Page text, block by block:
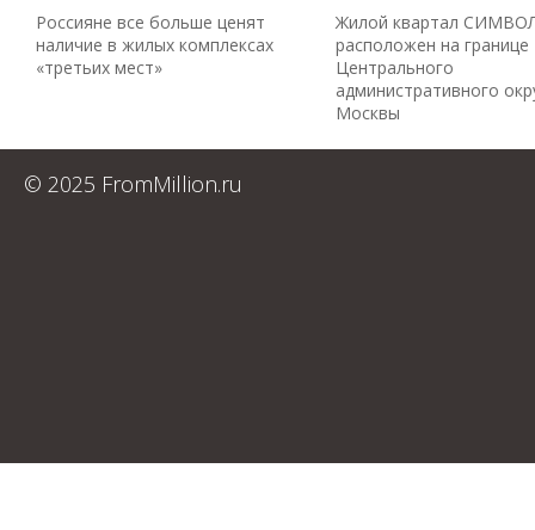
Россияне все больше ценят
наличие в жилых комплексах
«третьих мест»
Жилой квартал
расположен на границе
Центрального
административного
Москвы
© 2025 FromMillion.ru